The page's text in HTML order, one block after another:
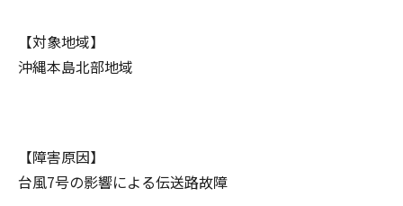
【対象地域】
沖縄本島北部地域
【障害原因】
台風7号の影響による伝送路故障